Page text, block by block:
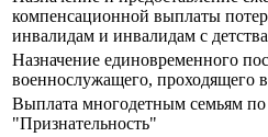
компенсационной выплаты
инвалидам и инвалидам с детства
Назначение единовременного
военнослужащего, проходящего
Выплата многодетным семьям
"Признательность"